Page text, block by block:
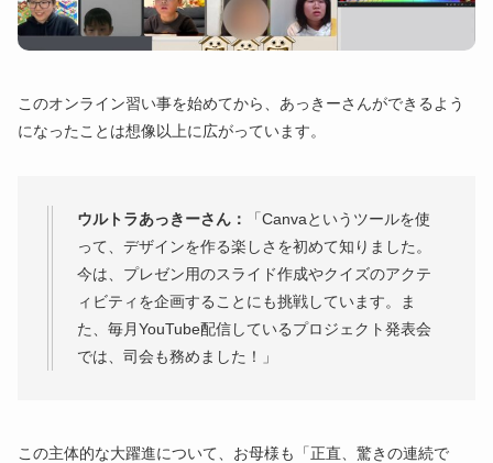
このオンライン習い事を始めてから、あっきーさんができるよう
になったことは想像以上に広がっています。
ウルトラあっきーさん：
「Canvaというツールを使
って、デザインを作る楽しさを初めて知りました。
今は、プレゼン用のスライド作成やクイズのアクテ
ィビティを企画することにも挑戦しています。ま
た、毎月YouTube配信しているプロジェクト発表会
では、司会も務めました！」
この主体的な大躍進について、お母様も「正直、驚きの連続で